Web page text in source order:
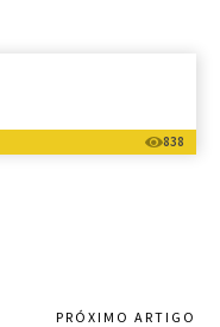
838
PRÓXIMO ARTIGO